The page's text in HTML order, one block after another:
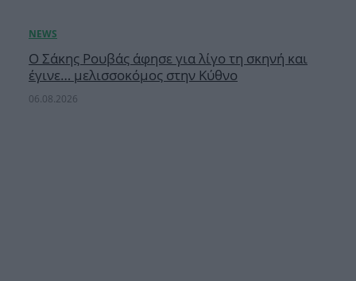
Ο Σάκης Ρουβάς άφησε για λίγο τη σκηνή και
έγινε… μελισσοκόμος στην Κύθνο
06.08.2026